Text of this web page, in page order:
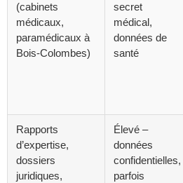
(cabinets
médicaux,
paramédicaux à
Bois-Colombes)
secret
médical,
données de
santé
Rapports
d’expertise,
dossiers
juridiques,
Élevé –
données
confidentielles,
parfois